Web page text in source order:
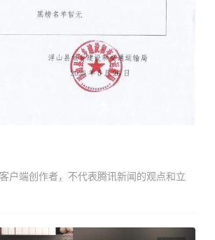
户端创作者，不代表腾讯新闻的观点和立